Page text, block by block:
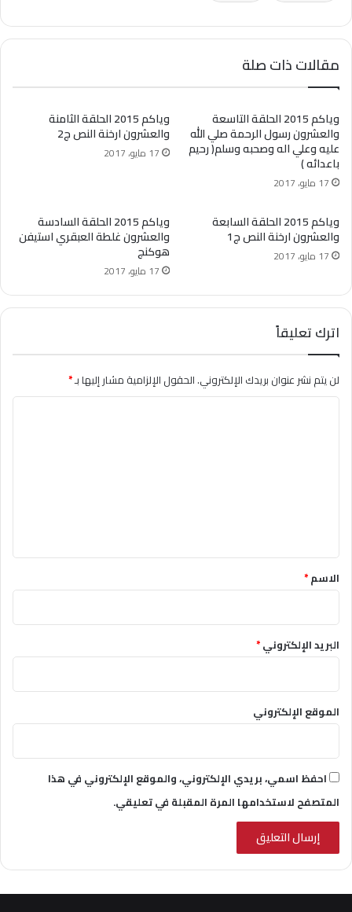
مقالات ذات صلة
وياكم 2015 الحلقة التاسعة
والعشرون رسول الرحمة صلي الله
عليه وعلي اله وصحبه وسلم( رحيم
باعدائه )
17 مايو، 2017
وياكم 2015 الحلقة الثامنة
والعشرون ارخنة النص ج2
17 مايو، 2017
وياكم 2015 الحلقة السابعة
والعشرون ارخنة النص ج1
17 مايو، 2017
وياكم 2015 الحلقة السادسة
والعشرون غلطة العبقري استيفن
هوكنج
17 مايو، 2017
اترك تعليقاً
لن يتم نشر عنوان بريدك الإلكتروني.الحقول الإلزامية مشار إليها بـ*
*الاسم*
البريد الإلكتروني*
الموقع الإلكتروني
احفظ اسمي، بريدي الإلكتروني، والموقع الإلكتروني في هذا
المتصفح لاستخدامها المرة المقبلة في تعليقي.